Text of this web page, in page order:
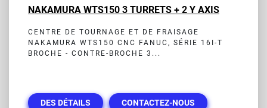
NAKAMURA WTS150 3 TURRETS + 2 Y AXIS
CENTRE DE TOURNAGE ET DE FRAISAGE
NAKAMURA WTS150 CNC FANUC, SÉRIE 16I-T
BROCHE - CONTRE-BROCHE 3...
DES DÉTAILS CONTACTEZ-NOUS